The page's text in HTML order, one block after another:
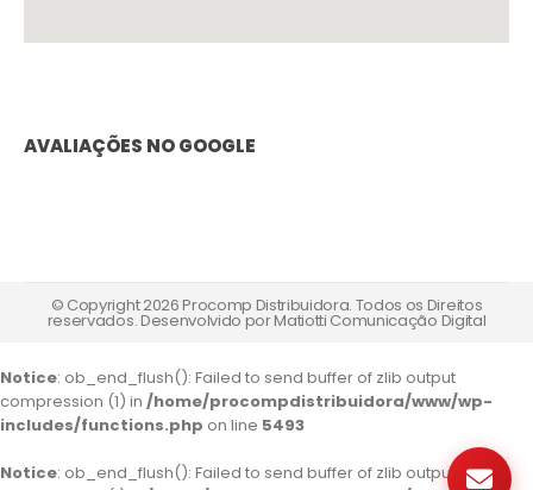
AVALIAÇÕES NO GOOGLE
© Copyright 2026 Procomp Distribuidora. Todos os Direitos
reservados. Desenvolvido porMatiotti Comunicação Digital
Notice: ob_end_flush(): Failed to send buffer of zlib output
compression (1) in /home/procompdistribuidora/www/wp-
includes/functions.php on line 5493
Notice: ob_end_flush(): Failed to send buffer of zlib output